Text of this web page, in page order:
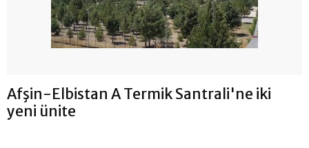
Afşin-Elbistan A Termik Santrali'ne iki
yeni ünite